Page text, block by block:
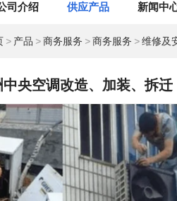
司介绍 供应产品 新闻中
> 产品 >商务服务 >商务服务 >维修及
央空调改造、加装、拆迁